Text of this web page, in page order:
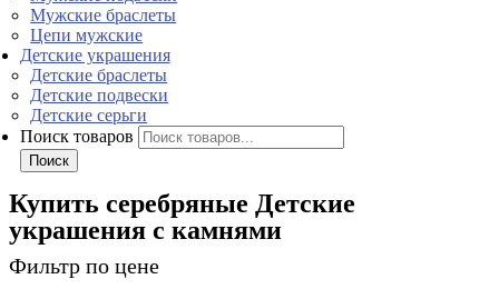
Мужские браслеты
Цепи мужские
Детские украшения
Детские браслеты
Детские подвески
Детские серьги
Поиск товаров
Поиск
Купить серебряные Детские
украшения с камнями
Фильтр по цене